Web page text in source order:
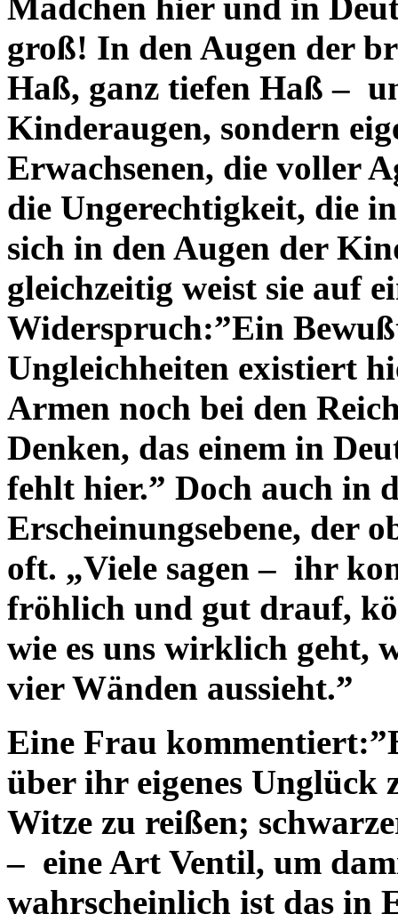
groß! In den Augen der
Haß, ganz tiefen Haß –
Kinderaugen, sondern
Erwachsenen, die voller
die Ungerechtigkeit, die
sich in den Augen der
gleichzeitig weist sie auf
Widerspruch:”Ein
Ungleichheiten existiert
Armen noch bei den
Denken, das einem in
fehlt hier.” Doch auch in
Erscheinungsebene, der
oft. „Viele sagen – ihr
fröhlich und gut drauf,
wie es uns wirklich geht,
vier Wänden aussieht.”
Eine Frau
über ihr eigenes Unglück
Witze zu reißen;
– eine Art Ventil, um
wahrscheinlich ist das in